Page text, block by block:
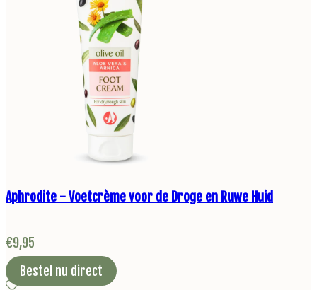
Aphrodite - Voetcrème voor de Droge en Ruwe Huid
€9,95
Bestel nu direct